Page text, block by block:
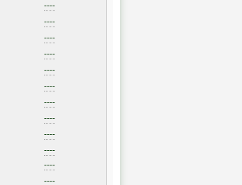
----
----
----
----
----
----
----
----
----
----
----
----